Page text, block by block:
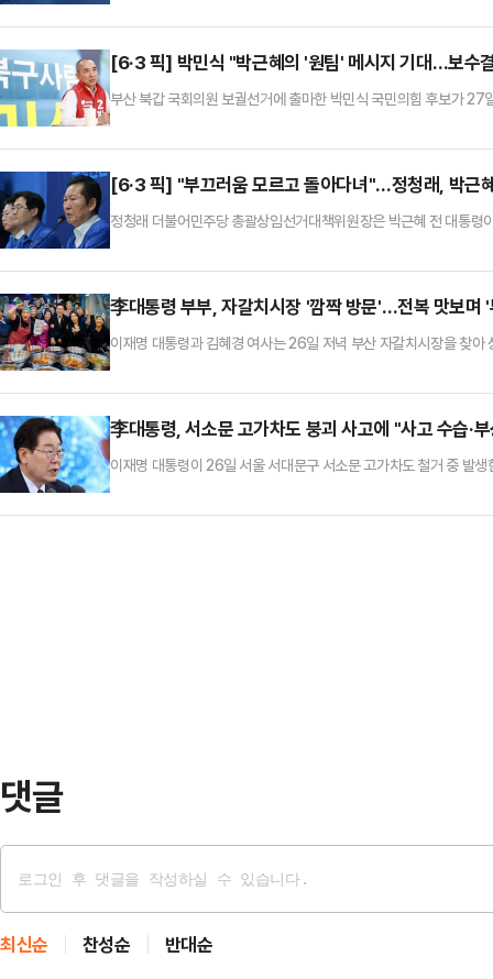
[6·3 픽] 박민식 "박근혜의 '원팀' 메시지 기대…보수
부산 북갑 국회의원 보궐선거에 출마한 박민식 국민의힘 후보가
후보는 27일 YTN에서 "우리 전통 보수, 대한민국의 앞날, 우리 보
[6·3 픽] "부끄러움 모르고 돌아다녀"…정청래, 박근
정청래 더불어민주당 총괄상임선거대책위원장은 박근혜 전 대통
대책위원회의에서 이같이 말했다.그는 "대통령 직위를 상실한 사
李대통령 부부, 자갈치시장 '깜짝 방문'…전복 맛보며
이재명 대통령과 김혜경 여사는 26일 저녁 부산 자갈치시장을 찾
해 전했다.이 대통령 부부는 각 점포를 둘러보며 자연산 돌멍게를
李대통령, 서소문 고가차도 붕괴 사고에 "사고 수습·
이재명 대통령이 26일 서울 서대문구 서소문 고가차도 철거 중 발
해자에게 안타까움을 표하며, 사고 원인을 엄정히 조사하고 추후
댓글
최신순 찬성순 반대순